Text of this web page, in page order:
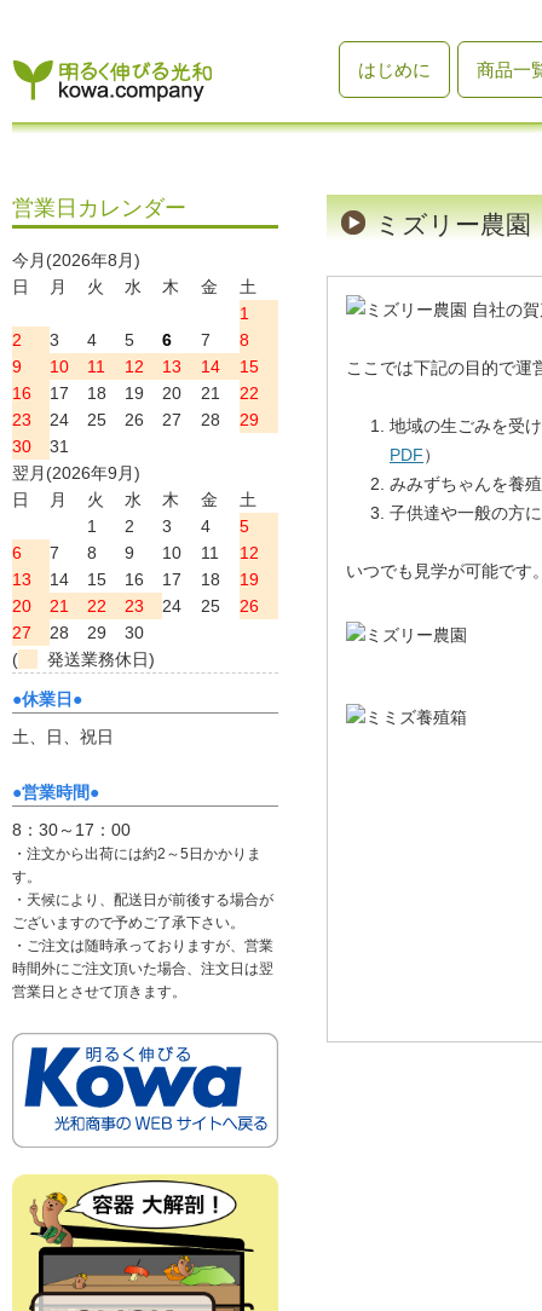
はじめに 商品一
ミズリー農園
ここでは下記の目的で運
地域の生ごみを受
PDF）
みみずちゃんを養
子供達や一般の方
いつでも見学が可能です
営業日カレンダー
今月(2026年8月)
日
月 火 水 木 金
土
1
2
3 4 5 6 7
8
9
10 11 12 13 14
15
16
17 18 19 20 21
22
23
24 25 26 27 28
29
30
31
翌月(2026年9月)
日
月 火 水 木 金
土
1
2 3 4
5
6
7 8 9 10 11
12
13
14 15 16 17 18
19
20
21 22 23 24 25
26
27
28 29
30
(
発送業務休日)
●休業日●
土、日、祝日
●営業時間●
8：30～17：00
・注文から出荷には約2～5日かかりま
す。
・天候により、配送日が前後する場合が
ございますので予めご了承下さい。
・ご注文は随時承っておりますが、営業
時間外にご注文頂いた場合、注文日は翌
営業日とさせて頂きます。